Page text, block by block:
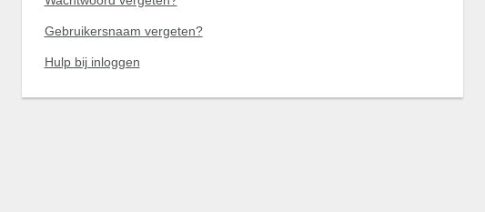
Gebruikersnaam vergeten?
Hulp bij inloggen